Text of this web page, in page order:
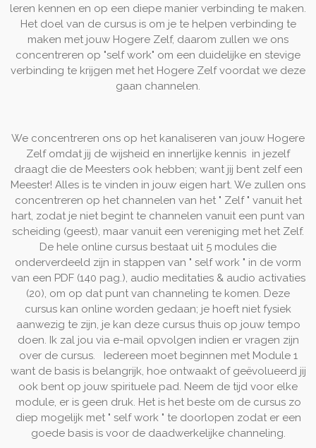
leren kennen en op een diepe manier verbinding te maken.
Het doel van de cursus is om je te helpen verbinding te
maken met jouw Hogere Zelf, daarom zullen we ons
concentreren op "self work" om een ​​duidelijke en stevige
verbinding te krijgen met het Hogere Zelf voordat we deze
gaan channelen.
We concentreren ons op het kanaliseren van jouw Hogere
Zelf omdat jij de wijsheid en innerlijke kennis in jezelf
draagt ​​die de Meesters ook hebben; want jij bent zelf een
Meester! Alles is te vinden in jouw eigen hart. We zullen ons
concentreren op het channelen van het " Zelf " vanuit het
hart, zodat je niet begint te channelen vanuit een punt van
scheiding (geest), maar vanuit een vereniging met het Zelf.
De hele online cursus bestaat uit 5 modules die
onderverdeeld zijn in stappen van " self work " in de vorm
van een PDF (140 pag.), audio meditaties & audio activaties
(20), om op dat punt van channeling te komen. Deze
cursus kan online worden gedaan; je hoeft niet fysiek
aanwezig te zijn, je kan deze cursus thuis op jouw tempo
doen. Ik zal jou via e-mail opvolgen indien er vragen zijn
over de cursus. Iedereen moet beginnen met Module 1
want de basis is belangrijk, hoe ontwaakt of geëvolueerd jij
ook bent op jouw spirituele pad. Neem de tijd voor elke
module, er is geen druk. Het is het beste om de cursus zo
diep mogelijk met " self work " te doorlopen zodat er een
goede basis is voor de daadwerkelijke channeling.